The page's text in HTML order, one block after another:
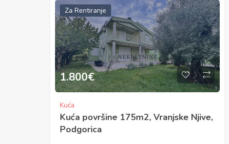
Za Rentiranje
1.800€
Kuća
Kuća površine 175m2, Vranjske Njive,
Podgorica